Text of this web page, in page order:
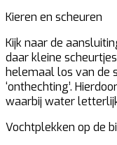
Kieren en scheuren
Kijk naar de
daar kleine
helemaal los van de
‘onthechting’.
waarbij water
Vochtplekken op de